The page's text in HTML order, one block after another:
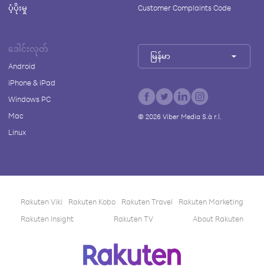
ပံ့ပိုးမှု
Customer Complaints Code
ဒေါင်းလုတ်
Android
iPhone & iPad
Windows PC
Mac
Linux
မြန်မာ
© 2026Viber Media S.à r.l.
Rakuten Viki Rakuten Kobo Rakuten Travel
Rakuten Marketing
Rakuten Insight
Rakuten TV About Rakuten